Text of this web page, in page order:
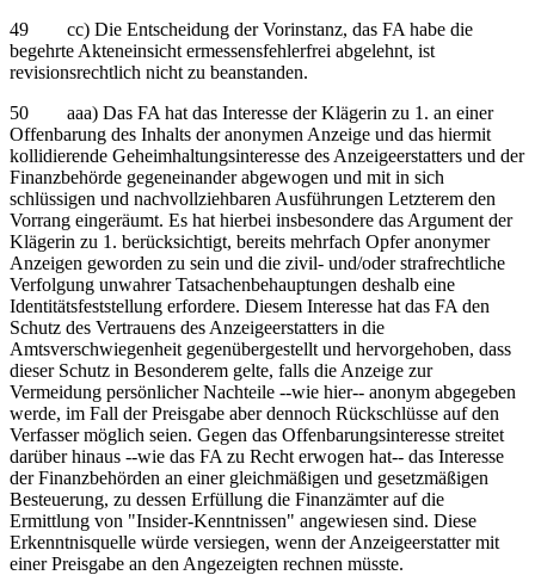
49 cc) Die Entscheidung der Vorinstanz, das FA habe die
begehrte Akteneinsicht ermessensfehlerfrei abgelehnt, ist
revisionsrechtlich nicht zu beanstanden.
50 aaa) Das FA hat das Interesse der Klägerin zu 1. an einer
Offenbarung des Inhalts der anonymen Anzeige und das hiermit
kollidierende Geheimhaltungsinteresse des Anzeigeerstatters und der
Finanzbehörde gegeneinander abgewogen und mit in sich
schlüssigen und nachvollziehbaren Ausführungen Letzterem den
Vorrang eingeräumt. Es hat hierbei insbesondere das Argument der
Klägerin zu 1. berücksichtigt, bereits mehrfach Opfer anonymer
Anzeigen geworden zu sein und die zivil- und/oder strafrechtliche
Verfolgung unwahrer Tatsachenbehauptungen deshalb eine
Identitätsfeststellung erfordere. Diesem Interesse hat das FA den
Schutz des Vertrauens des Anzeigeerstatters in die
Amtsverschwiegenheit gegenübergestellt und hervorgehoben, dass
dieser Schutz in Besonderem gelte, falls die Anzeige zur
Vermeidung persönlicher Nachteile ‑‑wie hier‑‑ anonym abgegeben
werde, im Fall der Preisgabe aber dennoch Rückschlüsse auf den
Verfasser möglich seien. Gegen das Offenbarungsinteresse streitet
darüber hinaus ‑‑wie das FA zu Recht erwogen hat‑‑ das Interesse
der Finanzbehörden an einer gleichmäßigen und gesetzmäßigen
Besteuerung, zu dessen Erfüllung die Finanzämter auf die
Ermittlung von "Insider-Kenntnissen" angewiesen sind. Diese
Erkenntnisquelle würde versiegen, wenn der Anzeigeerstatter mit
einer Preisgabe an den Angezeigten rechnen müsste.